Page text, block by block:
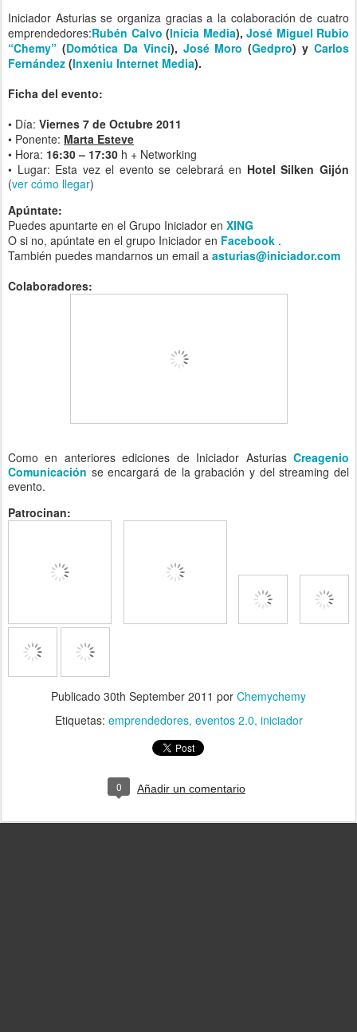
Iniciador Asturias se organiza gracias a la colaboración de cuatro
emprendedores:Rubén Calvo (Inicia Media), José Miguel Rubio
“Chemy” (Domótica Da Vinci), José Moro (Gedpro) y Carlos
Fernández (Inxeniu Internet Media).
Ficha del evento:
• Día: Viernes 7 de Octubre 2011
• Ponente: Marta Esteve
• Hora: 16:30 – 17:30 h + Networking
• Lugar: Esta vez el evento se celebrará en Hotel Silken Gijón
(ver cómo llegar)
Apúntate:
Puedes apuntarte en el Grupo Iniciador en XING
O si no, apúntate en el grupo Iniciador en Facebook .
También puedes mandarnos un email a asturias@iniciador.com
Colaboradores:
Como en anteriores ediciones de Iniciador Asturias Creagenio
Comunicación se encargará de la grabación y del streaming del
evento.
Patrocinan:
Publicado 30th September 2011 por Chemychemy
Etiquetas: emprendedores eventos 2.0 iniciador
0 Añadir un comentario